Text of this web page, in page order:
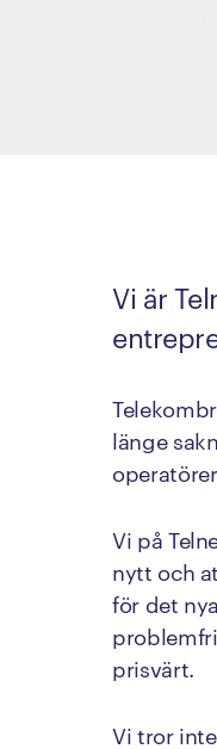
Vi är
länge
Vi på
nytt och
för det
prisvärt.
Vi tror